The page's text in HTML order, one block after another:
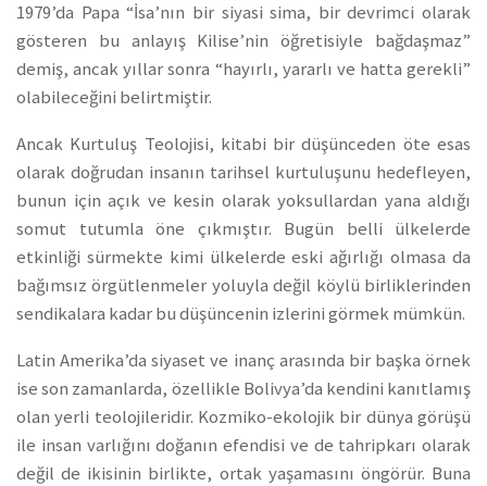
1979’da Papa “İsa’nın bir siyasi sima, bir devrimci olarak
gösteren bu anlayış Kilise’nin öğretisiyle bağdaşmaz”
demiş, ancak yıllar sonra “hayırlı, yararlı ve hatta gerekli”
olabileceğini belirtmiştir.
Ancak Kurtuluş Teolojisi, kitabi bir düşünceden öte esas
olarak doğrudan insanın tarihsel kurtuluşunu hedefleyen,
bunun için açık ve kesin olarak yoksullardan yana aldığı
somut tutumla öne çıkmıştır. Bugün belli ülkelerde
etkinliği sürmekte kimi ülkelerde eski ağırlığı olmasa da
bağımsız örgütlenmeler yoluyla değil köylü birliklerinden
sendikalara kadar bu düşüncenin izlerini görmek mümkün.
Latin Amerika’da siyaset ve inanç arasında bir başka örnek
ise son zamanlarda, özellikle Bolivya’da kendini kanıtlamış
olan yerli teolojileridir. Kozmiko-ekolojik bir dünya görüşü
ile insan varlığını doğanın efendisi ve de tahripkarı olarak
değil de ikisinin birlikte, ortak yaşamasını öngörür. Buna